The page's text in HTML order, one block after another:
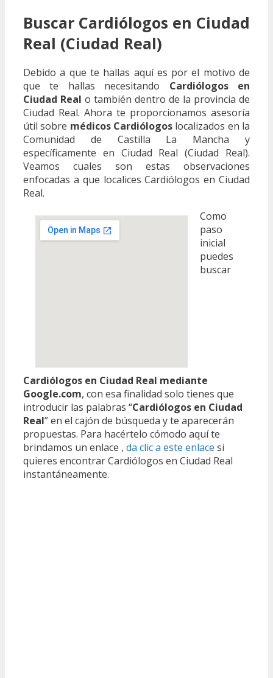
Buscar Cardiólogos en Ciudad
Real (Ciudad Real)
Debido a que te hallas aquí es por el motivo de
que te hallas necesitando Cardiólogos en
Ciudad Real o también dentro de la provincia de
Ciudad Real. Ahora te proporcionamos asesoría
útil sobre médicos Cardiólogos localizados en la
Comunidad de Castilla La Mancha y
específicamente en Ciudad Real (Ciudad Real).
Veamos cuales son estas observaciones
enfocadas a que localices Cardiólogos en Ciudad
Real.
Como
paso
inicial
puedes
buscar
Cardiólogos en Ciudad Real mediante
Google.com, con esa finalidad solo tienes que
introducir las palabras “Cardiólogos en Ciudad
Real” en el cajón de búsqueda y te aparecerán
propuestas. Para hacértelo cómodo aquí te
brindamos un enlace , da clic a este enlace si
quieres encontrar Cardiólogos en Ciudad Real
instantáneamente.